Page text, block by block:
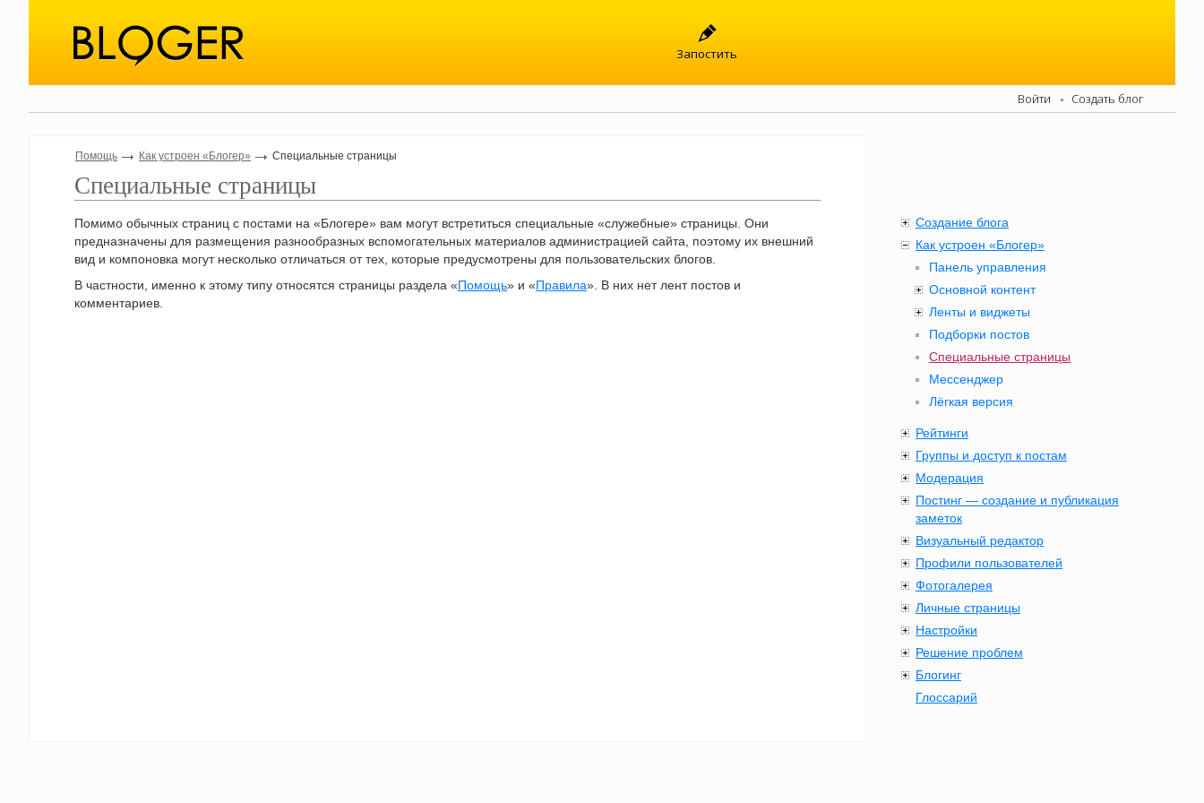
Запостить
Войти Создать блог
Помощь Как устроен «Блогер» Специальные страницы
Специальные страницы
Помимо обычных страниц с постами на «Блогере» вам могут встретиться специальные «служебные» страницы. Они
предназначены для размещения разнообразных вспомогательных материалов администрацией сайта, поэтому их внешний
вид и компоновка могут несколько отличаться от тех, которые предусмотрены для пользовательских блогов.
В частности, именно к этому типу относятся страницы раздела «Помощь» и «Правила». В них нет лент постов и
комментариев.
Создание блога
Как устроен «Блогер»
Панель управления
Основной контент
Ленты и виджеты
Подборки постов
Специальные страницы
Мессенджер
Лёгкая версия
Рейтинги
Группы и доступ к постам
Модерация
Постинг — создание и публикация
заметок
Визуальный редактор
Профили пользователей
Фотогалерея
Личные страницы
Настройки
Решение проблем
Блогинг
Глоссарий